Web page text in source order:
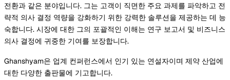
전환과 같은 분야입니다. 그는 고객이 직면한 주요 과제를 파악하고 전
략적 의사 결정 역량을 강화하기 위한 강력한 솔루션을 제공하는 데 능
숙합니다. 시장에 대한 그의 포괄적인 이해는 연구 보고서 및 비즈니스
의사 결정에 귀중한 기여를 보장합니다.
Ghanshyam은 업계 컨퍼런스에서 인기 있는 연설자이며 제약 산업에
대한 다양한 출판물에 기고합니다.